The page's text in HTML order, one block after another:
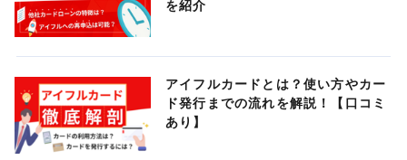
を紹介
アイフルカードとは？使い方やカー
ド発行までの流れを解説！【口コミ
あり】